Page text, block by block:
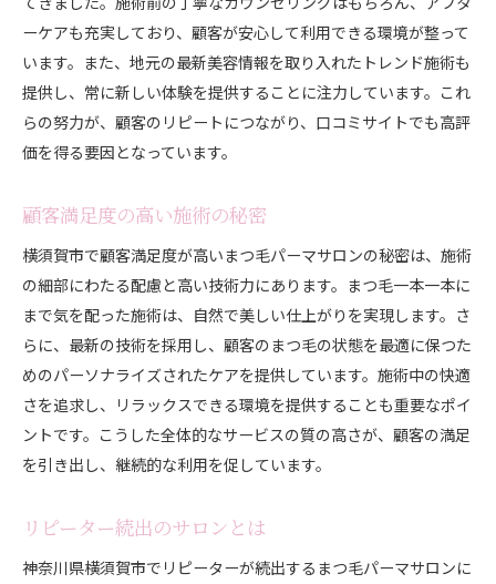
ーケアも充実しており、顧客が安心して利用できる環境が整って
います。また、地元の最新美容情報を取り入れたトレンド施術も
提供し、常に新しい体験を提供することに注力しています。これ
らの努力が、顧客のリピートにつながり、口コミサイトでも高評
価を得る要因となっています。
顧客満足度の高い施術の秘密
横須賀市で顧客満足度が高いまつ毛パーマサロンの秘密は、施術
の細部にわたる配慮と高い技術力にあります。まつ毛一本一本に
まで気を配った施術は、自然で美しい仕上がりを実現します。さ
らに、最新の技術を採用し、顧客のまつ毛の状態を最適に保つた
めのパーソナライズされたケアを提供しています。施術中の快適
さを追求し、リラックスできる環境を提供することも重要なポイ
ントです。こうした全体的なサービスの質の高さが、顧客の満足
を引き出し、継続的な利用を促しています。
リピーター続出のサロンとは
神奈川県横須賀市でリピーターが続出するまつ毛パーマサロンに